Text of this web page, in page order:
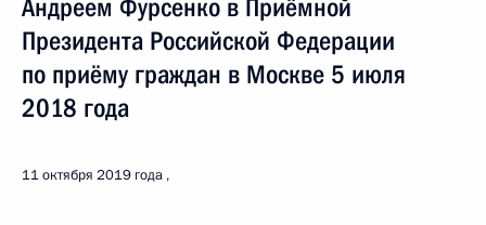
Андреем Фурсенко в Приёмной
Президента Российской Федерации
по приёму граждан в Москве 5 июля
2018 года
11 октября 2019 года